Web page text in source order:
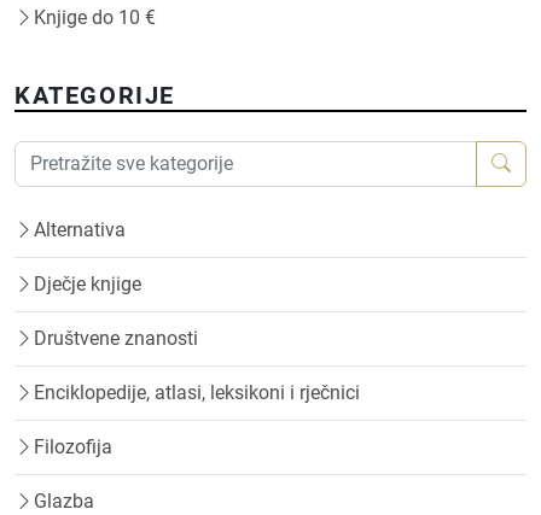
Knjige do 10 €
KATEGORIJE
Alternativa
Dječje knjige
Društvene znanosti
Enciklopedije, atlasi, leksikoni i rječnici
Filozofija
Glazba